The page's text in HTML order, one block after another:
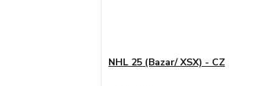
NHL 25 (Bazar/ XSX) - CZ